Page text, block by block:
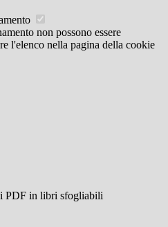
non possono essere
l'elenco nella pagina della cookie
PDF in libri sfogliabili